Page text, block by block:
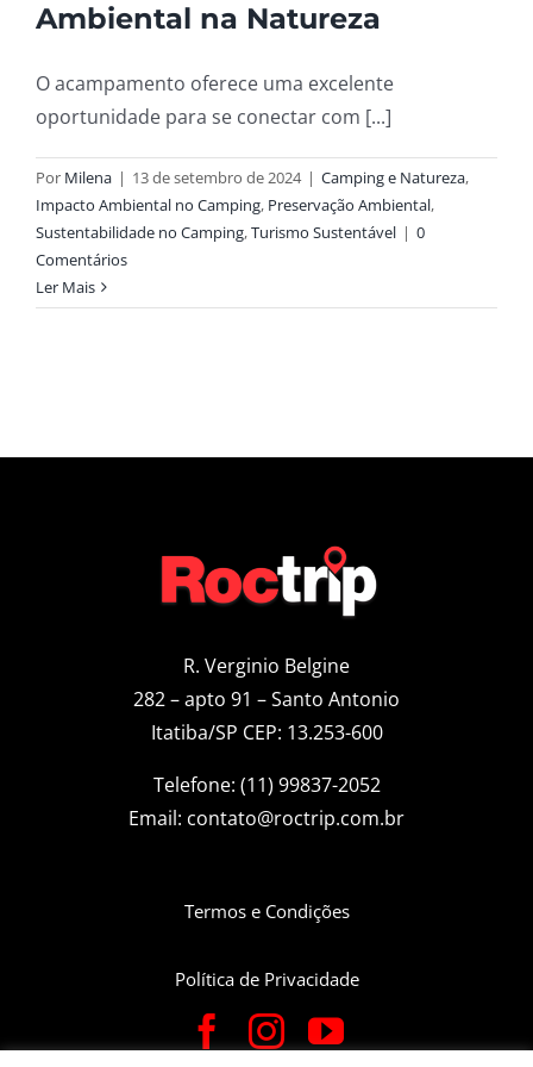
Ambiental na Natureza
O acampamento oferece uma excelente
oportunidade para se conectar com [...]
Por Milena | 13 de setembro de 2024 | Camping e Natureza,
Impacto Ambiental no Camping, Preservação Ambiental,
Sustentabilidade no Camping,Turismo Sustentável | 0
Comentários
Ler Mais
R. Verginio Belgine
282 – apto 91 – Santo Antonio
Itatiba/SP CEP: 13.253-600
Telefone: (11) 99837-2052
Email: contato@roctrip.com.br
Termos e Condições
Política de Privacidade